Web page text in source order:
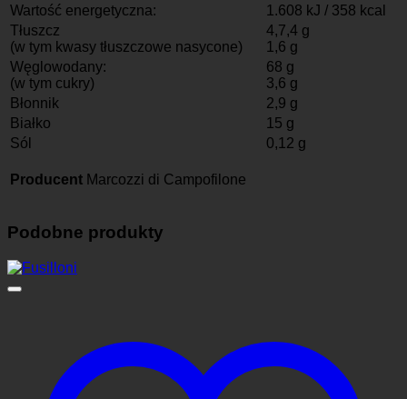
Wartość energetyczna:
1.608 kJ / 358 kcal
Tłuszcz
(w tym kwasy tłuszczowe nasycone)
4,7,4 g
1,6 g
Węglowodany:
(w tym cukry)
68 g
3,6 g
Błonnik
2,9 g
Białko
15 g
Sól
0,12 g
Producent Marcozzi di Campofilone
Podobne produkty